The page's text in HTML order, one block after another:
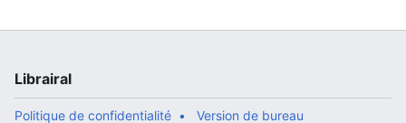
Librairal
Politique de confidentialité Version de bureau